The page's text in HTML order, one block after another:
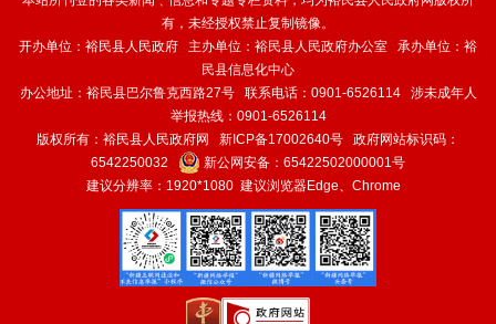
有，未经授权禁止复制镜像。
开办单位：裕民县人民政府 主办单位：裕民县人民政府办公室 承办单位：裕
民县信息化中心
办公地址：裕民县巴尔鲁克西路27号 联系电话：0901-6526114 涉未成年人
举报热线：0901-6526114
版权所有：裕民县人民政府网 新ICP备17002640号 政府网站标识码：
6542250032
新公网安备： 65422502000001号
建议分辨率：1920*1080 建议浏览器Edge、Chrome